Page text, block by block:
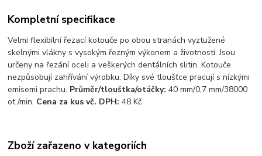
Kompletní specifikace
Velmi flexibilní řezací kotouče po obou stranách vyztužené
skelnými vlákny s vysokým řezným výkonem a životností. Jsou
určeny na řezání oceli a veškerých dentálních slitin. Kotouče
nezpůsobují zahřívání výrobku. Díky své tloušťce pracují s nízkými
emisemi prachu. Průměr/tlouštka/otáčky:40 mm/0,7 mm/38000
ot./min. Cena za kus vč. DPH: 48 Kč
Zboží zařazeno v kategoriích